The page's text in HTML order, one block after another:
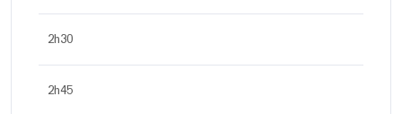
2h30
2h45